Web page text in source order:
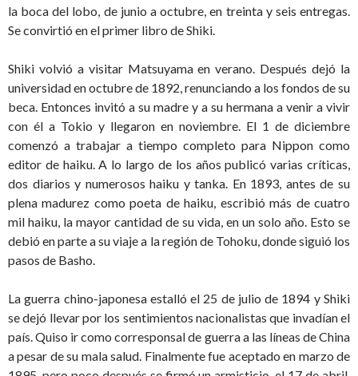
la boca del lobo, de junio a octubre, en treinta y seis entregas.
Se convirtió en el primer libro de Shiki.
Shiki volvió a visitar Matsuyama en verano. Después dejó la
universidad en octubre de 1892, renunciando a los fondos de su
beca. Entonces invitó a su madre y a su hermana a venir a vivir
con él a Tokio y llegaron en noviembre. El 1 de diciembre
comenzó a trabajar a tiempo completo para Nippon como
editor de haiku. A lo largo de los años publicó varias críticas,
dos diarios y numerosos haiku y tanka. En 1893, antes de su
plena madurez como poeta de haiku, escribió más de cuatro
mil haiku, la mayor cantidad de su vida, en un solo año. Esto se
debió en parte a su viaje a la región de Tohoku, donde siguió los
pasos de Basho.
La guerra chino-japonesa estalló el 25 de julio de 1894 y Shiki
se dejó llevar por los sentimientos nacionalistas que invadían el
país. Quiso ir como corresponsal de guerra a las líneas de China
a pesar de su mala salud. Finalmente fue aceptado en marzo de